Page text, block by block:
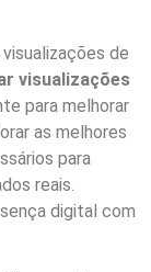
de
visualizações
para melhorar
as melhores
para
reais.
digital com